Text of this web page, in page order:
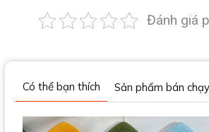
Đánh giá
Có thể bạn thích Sản phẩm bán chạy